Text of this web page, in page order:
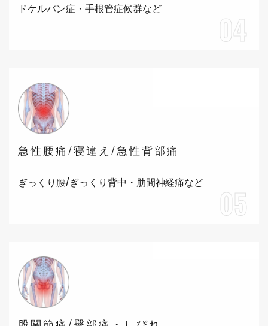
ドケルバン症・手根管症候群など
04
急性腰痛/寝違え/急性背部痛
ぎっくり腰/ぎっくり背中・肋間神経痛など
05